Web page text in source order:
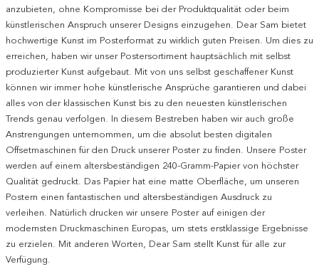
anzubieten, ohne Kompromisse bei der Produktqualität oder beim
künstlerischen Anspruch unserer Designs einzugehen. Dear Sam bietet
hochwertige Kunst im Posterformat zu wirklich guten Preisen. Um dies zu
erreichen, haben wir unser Postersortiment hauptsächlich mit selbst
produzierter Kunst aufgebaut. Mit von uns selbst geschaffener Kunst
können wir immer hohe künstlerische Ansprüche garantieren und dabei
alles von der klassischen Kunst bis zu den neuesten künstlerischen
Trends genau verfolgen. In diesem Bestreben haben wir auch große
Anstrengungen unternommen, um die absolut besten digitalen
Offsetmaschinen für den Druck unserer Poster zu finden. Unsere Poster
werden auf einem altersbeständigen 240-Gramm-Papier von höchster
Qualität gedruckt. Das Papier hat eine matte Oberfläche, um unseren
Postern einen fantastischen und altersbeständigen Ausdruck zu
verleihen. Natürlich drucken wir unsere Poster auf einigen der
modernsten Druckmaschinen Europas, um stets erstklassige Ergebnisse
zu erzielen. Mit anderen Worten, Dear Sam stellt Kunst für alle zur
Verfügung.